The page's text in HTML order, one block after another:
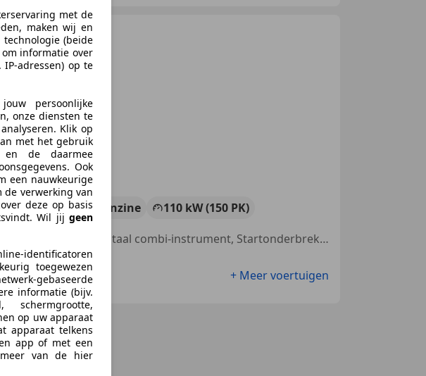
202.174 km Benzine
110 kW (150 PK)
Sportonderstel, Alarm, LED verlichting, Navigatiesysteem, Geheel digitaal combi-instrument, Startonderbreker, Sportstoelen, Bluetooth
+ Meer voertuigen
met de
maken wij en
(beide
informatie over
adressen) op te
persoonlijke
onze diensten te
Klik op
met het gebruik
en de daarmee
Ook
een nauwkeurige
de verwerking van
deze op basis
Wil jij geen
identificatoren
toegewezen
gebaseerde
informatie (bijv.
op uw apparaat
apparaat telkens
app of met een
van de hier